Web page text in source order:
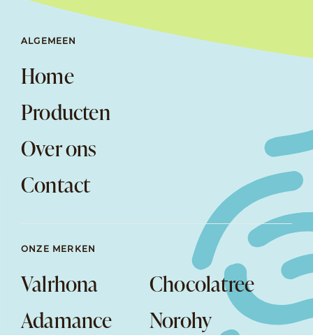
ALGEMEEN
Home
Producten
Over ons
Contact
ONZE MERKEN
Valrhona
Chocolatree
Adamance
Norohy